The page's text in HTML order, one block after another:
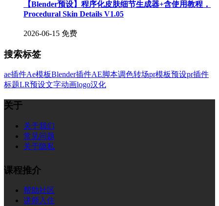
【Blender预设】程序化皮肤细节生成器+含使用教程，
Procedural Skin Details V1.05
2026-06-15 免费
搜索标签
ae插件Ae模板Blender插件AE脚本调色转场pr模板预设pr插件
标题LR预设文字动画logo汉化
关于
关于我们
常见问题
关于隐私
课程推介
帮助社区
讲师入住